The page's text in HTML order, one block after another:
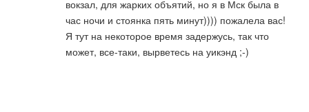
вокзал, для жарких объятий, но я в Мск была в
час ночи и стоянка пять минут)))) пожалела вас!
Я тут на некоторое время задержусь, так что
может, все-таки, вырветесь на уикэнд ;-)